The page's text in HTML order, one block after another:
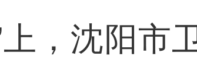
，沈阳市